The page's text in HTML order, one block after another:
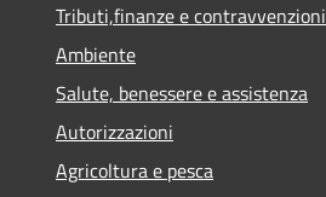
Tributi,finanze e contravvenzioni
Ambiente
Salute, benessere e assistenza
Autorizzazioni
Agricoltura e pesca